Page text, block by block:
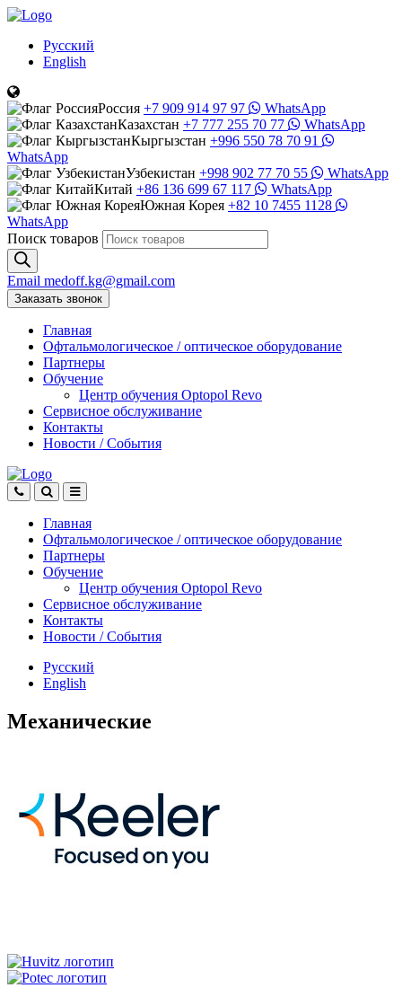
Русский
English
Россия +7 909 914 97 97
WhatsApp
Казахстан +7 777 255 70 77
WhatsApp
Кыргызстан +996 550 78 70 91
WhatsApp
Узбекистан +998 902 77 70 55
WhatsApp
Китай +86 136 699 67 117
WhatsApp
Южная Корея +82 10 7455 1128
WhatsApp
Поиск товаров
Email medoff.kg@gmail.com
Заказать звонок
Главная
Офтальмологическое / оптическое оборудование
Партнеры
Обучение
Центр обучения Оptopol Revo
Сервисное обслуживание
Контакты
Новости / События
Главная
Офтальмологическое / оптическое оборудование
Партнеры
Обучение
Центр обучения Оptopol Revo
Сервисное обслуживание
Контакты
Новости / События
Русский
English
Механические